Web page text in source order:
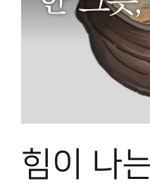
박물관 홈페이지
힘이 나